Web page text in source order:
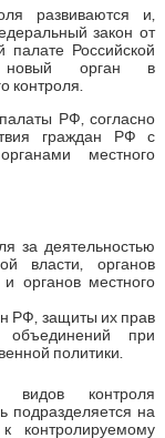
развиваются и,
закон от
Российской
новый орган в
контроля.
РФ, согласно
граждан РФ с
местного
за деятельностью
власти, органов
органов местного
РФ, защиты их прав
при
политики.
видов контроля
подразделяется на
контролируемому